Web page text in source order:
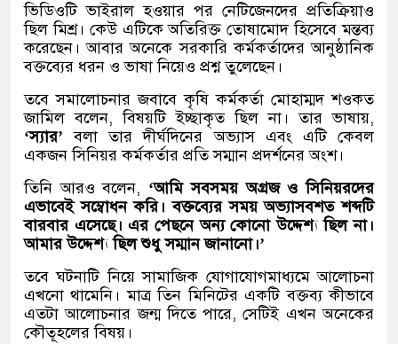
ভিডিওটি ভাইরাল হওয়ার পর নেটিজেনদের প্রতিক্রিয়াও
ছিল মিশ্র। কেউ এটিকে অতিরিক্ত তোষামোদ হিসেবে মন্তব্য
করেছেন। আবার অনেকে সরকারি কর্মকর্তাদের আনুষ্ঠানিক
বক্তব্যের ধরন ও ভাষা নিয়েও প্রশ্ন তুলেছেন।
তবে সমালোচনার জবাবে কৃষি কর্মকর্তা মোহাম্মদ শওকত
জামিল বলেন, বিষয়টি ইচ্ছাকৃত ছিল না। তার ভাষায়,
‘স্যার’ বলা তার দীর্ঘদিনের অভ্যাস এবং এটি কেবল
একজন সিনিয়র কর্মকর্তার প্রতি সম্মান প্রদর্শনের অংশ।
তিনি আরও বলেন, ‘আমি সবসময় অগ্রজ ও সিনিয়রদের
এভাবেই সম্বোধন করি। বক্তব্যের সময় অভ্যাসবশত শব্দটি
বারবার এসেছে। এর পেছনে অন্য কোনো উদ্দেশ্য ছিল না।
আমার উদ্দেশ্য ছিল শুধু সম্মান জানানো।’
তবে ঘটনাটি নিয়ে সামাজিক যোগাযোগমাধ্যমে আলোচনা
এখনো থামেনি। মাত্র তিন মিনিটের একটি বক্তব্য কীভাবে
এতটা আলোচনার জন্ম দিতে পারে, সেটিই এখন অনেকের
কৌতূহলের বিষয়।